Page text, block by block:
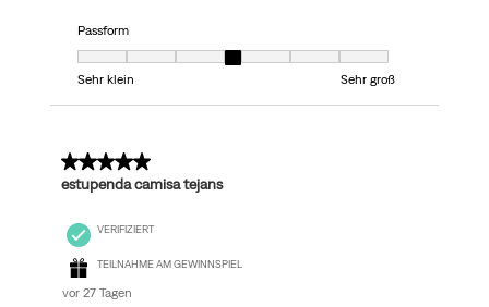
Passform
Passform, 4 von 7, wobei 1 gleich Sehr klein ist und 7 gleich Sehr groß
Sehr klein
Sehr groß
5 von 5 Sternen.
estupenda camisa tejans
VERIFIZIERT
TEILNAHME AM GEWINNSPIEL
vor 27 Tagen